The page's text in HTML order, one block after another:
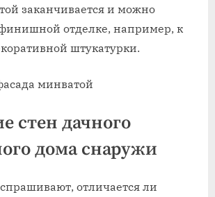
заканчивается и можно
отделке, например, к
штукатурки.
стен дачного
дома снаружи
отличается ли